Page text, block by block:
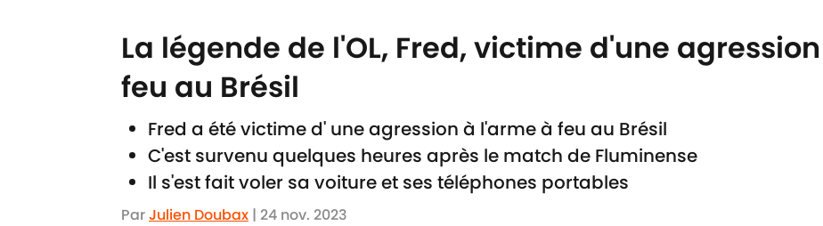
La légende de l'OL, Fred, victime d'une
feu au Brésil
Fred a été victime d' une agression à l'arme à feu au Brésil
C'est survenu quelques heures après le match de Fluminense
Il s'est fait voler sa voiture et ses téléphones portables
ParJulien Doubax | 24 nov. 2023